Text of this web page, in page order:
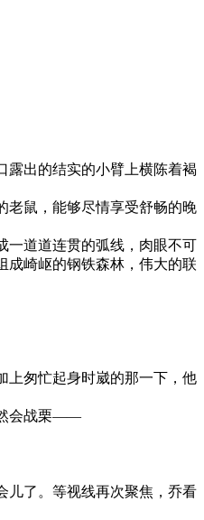
露出的结实的小臂上横陈着褐
老鼠，能够尽情享受舒畅的晚
一道道连贯的弧线，肉眼不可
成崎岖的钢铁森林，伟大的联
上匆忙起身时崴的那一下，他
然会战栗——
儿了。等视线再次聚焦，乔看